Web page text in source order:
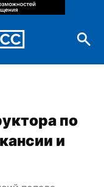
по
и